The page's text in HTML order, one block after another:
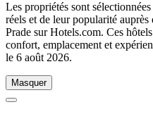
Les propriétés sont
réels et de leur popularité
Prade sur Hotels.com. Ces
confort, emplacement et
le 6 août 2026.
Masquer